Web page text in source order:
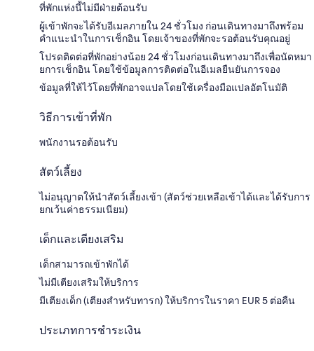
ที่พักแห่งนี้ไม่มีฝ่ายต้อนรับ
ผู้เข้าพักจะได้รับอีเมลภายใน 24 ชั่วโมง ก่อนเดินทางมาถึงพร้อม
คำแนะนำในการเช็กอิน โดยเจ้าของที่พักจะรอต้อนรับคุณอยู่
โปรดติดต่อที่พักอย่างน้อย 24 ชั่วโมงก่อนเดินทางมาถึงเพื่อนัดหมา
ยการเช็กอิน โดยใช้ข้อมูลการติดต่อในอีเมลยืนยันการจอง
ข้อมูลที่ให้ไว้โดยที่พักอาจแปลโดยใช้เครื่องมือแปลอัตโนมัติ
วิธีการเข้าที่พัก
พนักงานรอต้อนรับ
สัตว์เลี้ยง
ไม่อนุญาตให้นำสัตว์เลี้ยงเข้า (สัตว์ช่วยเหลือเข้าได้และได้รับการ
ยกเว้นค่าธรรมเนียม)
เด็กและเตียงเสริม
เด็กสามารถเข้าพักได้
ไม่มีเตียงเสริมให้บริการ
มีเตียงเด็ก (เตียงสำหรับทารก) ให้บริการในราคา EUR 5 ต่อคืน
ประเภทการชำระเงิน